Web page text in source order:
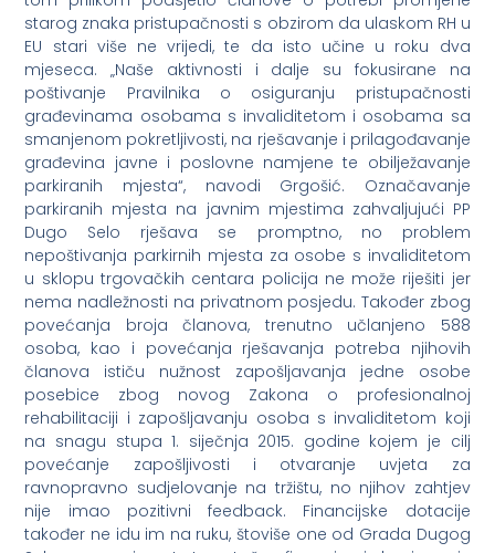
starog znaka pristupačnosti s obzirom da ulaskom RH u
EU stari više ne vrijedi, te da isto učine u roku dva
mjeseca. „Naše aktivnosti i dalje su fokusirane na
poštivanje Pravilnika o osiguranju pristupačnosti
građevinama osobama s invaliditetom i osobama sa
smanjenom pokretljivosti, na rješavanje i prilagođavanje
građevina javne i poslovne namjene te obilježavanje
parkiranih mjesta“, navodi Grgošić. Označavanje
parkiranih mjesta na javnim mjestima zahvaljujući PP
Dugo Selo rješava se promptno, no problem
nepoštivanja parkirnih mjesta za osobe s invaliditetom
u sklopu trgovačkih centara policija ne može riješiti jer
nema nadležnosti na privatnom posjedu. Također zbog
povećanja broja članova, trenutno učlanjeno 588
osoba, kao i povećanja rješavanja potreba njihovih
članova ističu nužnost zapošljavanja jedne osobe
posebice zbog novog Zakona o profesionalnoj
rehabilitaciji i zapošljavanju osoba s invaliditetom koji
na snagu stupa 1. siječnja 2015. godine kojem je cilj
povećanje zapošljivosti i otvaranje uvjeta za
ravnopravno sudjelovanje na tržištu, no njihov zahtjev
nije imao pozitivni feedback. Financijske dotacije
također ne idu im na ruku, štoviše one od Grada Dugog